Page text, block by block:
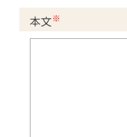
本文※